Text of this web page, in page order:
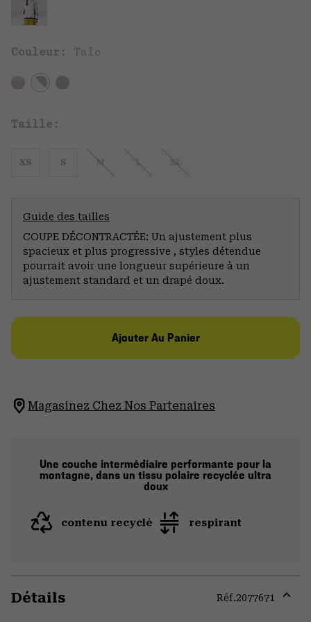
Couleur: Talc
Taille:
XS S M L XL
Guide des tailles
COUPE DÉCONTRACTÉE: Un ajustement plus
spacieux et plus progressive , styles détendue
pourrait avoir une longueur supérieure à un
ajustement standard et un drapé doux.
Ajouter Au Panier
Magasinez Chez Nos Partenaires
Une couche intermédiaire performante pour la
montagne, dans un tissu polaire recyclée ultra
doux
contenu recyclé respirant
Détails Réf.2077671